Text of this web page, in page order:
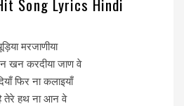
Song Lyrics Hindi
मरजाणीया
करदीया जाण वे
फिर ना कलाइयाँ
तेरे हथ ना आन वे